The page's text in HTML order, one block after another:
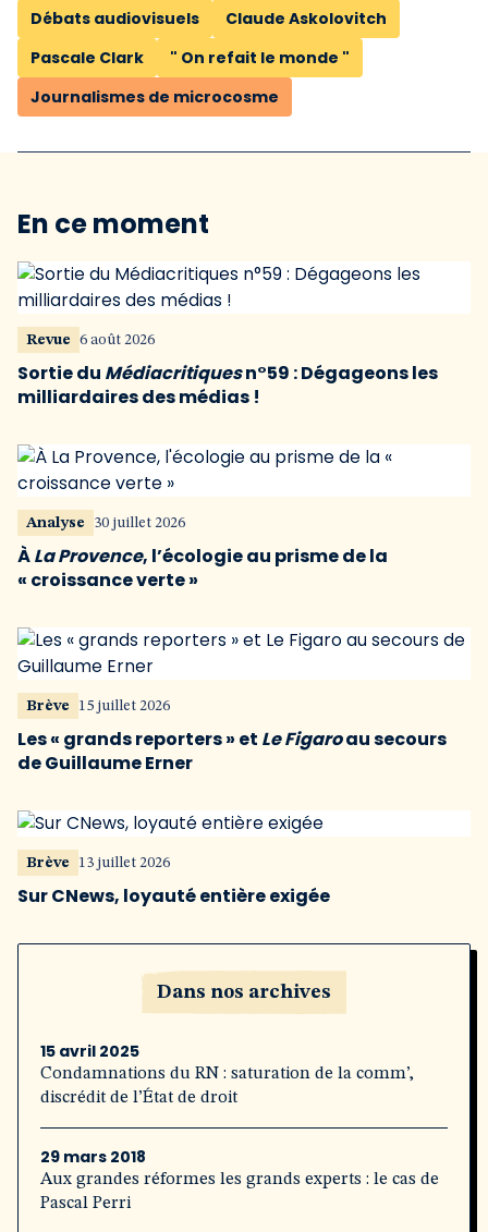
Débats audiovisuels
Claude Askolovitch
Pascale Clark
" On refait le monde "
Journalismes de microcosme
En ce moment
Revue 6 août 2026
Sortie du Médiacritiquesn°59 : Dégageons les
milliardaires des médias !
Analyse 30 juillet 2026
ÀLa Provence, l’écologie au prisme de la
« croissance verte »
Brève 15 juillet 2026
Les « grands reporters » et Le Figaroau secours
de Guillaume Erner
Brève 13 juillet 2026
Sur CNews, loyauté entière exigée
Dans nos archives
15 avril 2025
Condamnations du RN : saturation de la comm’,
discrédit de l’État de droit
29 mars 2018
Aux grandes réformes les grands experts : le cas de
Pascal Perri